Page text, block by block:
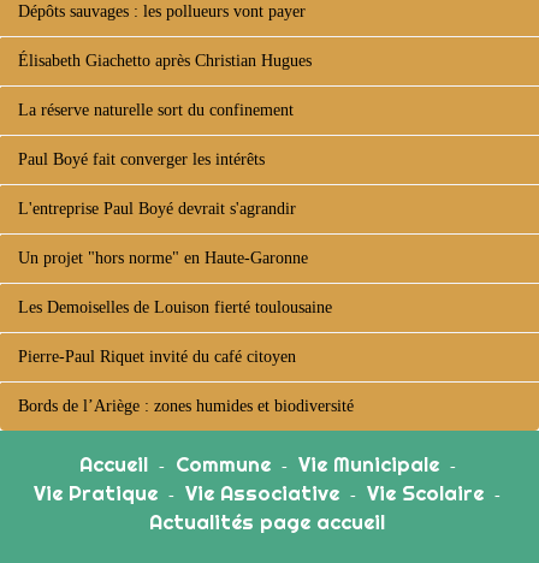
Dépôts sauvages : les pollueurs vont payer
Élisabeth Giachetto après Christian Hugues
La réserve naturelle sort du confinement
Paul Boyé fait converger les intérêts
L'entreprise Paul Boyé devrait s'agrandir
Un projet "hors norme" en Haute-Garonne
Les Demoiselles de Louison fierté toulousaine
Pierre-Paul Riquet invité du café citoyen
Bords de l’Ariège : zones humides et biodiversité
Accueil - Commune - Vie Municipale -
Vie Pratique - Vie Associative - Vie Scolaire -
Actualités page accueil